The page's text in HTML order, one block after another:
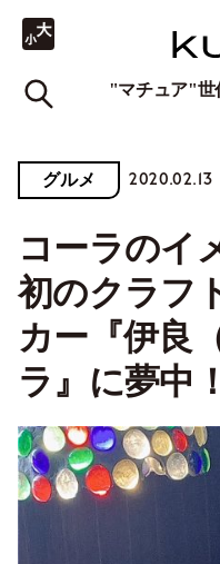
"マチュア"世
グルメ 2020.02.13
コーラのイ
初のクラフ
カー『伊良
ラ』に夢中！